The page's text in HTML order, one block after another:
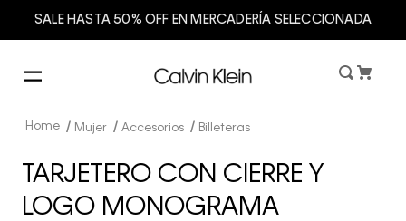
SALE HASTA 50% OFF EN MERCADERÍA SELECCIONADA
Mujer Accesorios Billeteras
TARJETERO CON CIERRE Y
LOGO MONOGRAMA